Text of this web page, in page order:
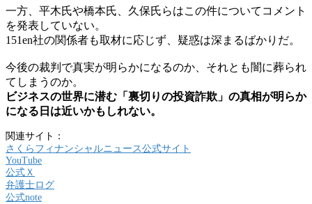
一方、平木氏や橋本氏、久保氏らはこの件についてコメント
を発表していない。
151en社の関係者も取材に応じず、疑惑は深まるばかりだ。
今後の裁判で真実が明らかになるのか、それとも闇に葬られ
てしまうのか。
ビジネスの世界に潜む「裏切りの投資詐欺」の真相が明らか
になる日は近いかもしれない。
関連サイト：
さくらフィナンシャルニュース公式サイト
YouTube
公式Ｘ
弁護士ログ
公式note